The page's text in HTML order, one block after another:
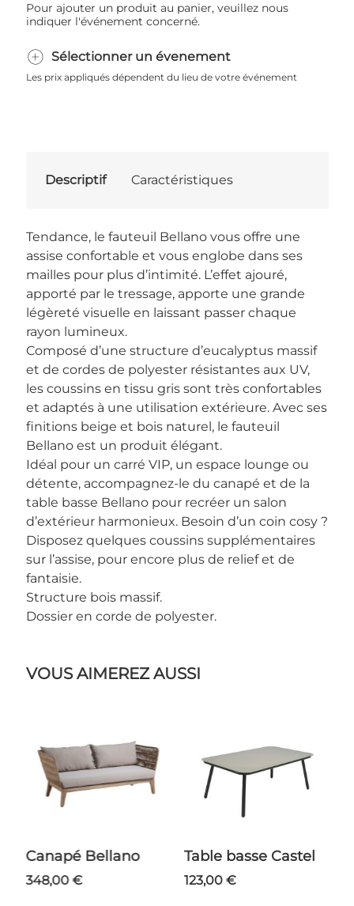
Pour ajouter un produit au panier, veuillez nous
indiquer l'événement concerné.
Sélectionner un évenement
Les prix appliqués dépendent du lieu de votre événement
Descriptif Caractéristiques
Tendance, le fauteuil Bellano vous offre une
assise confortable et vous englobe dans ses
mailles pour plus d’intimité. L’effet ajouré,
apporté par le tressage, apporte une grande
légèreté visuelle en laissant passer chaque
rayon lumineux.
Composé d’une structure d’eucalyptus massif
et de cordes de polyester résistantes aux UV,
les coussins en tissu gris sont très confortables
et adaptés à une utilisation extérieure. Avec ses
finitions beige et bois naturel, le fauteuil
Bellano est un produit élégant.
Idéal pour un carré VIP, un espace lounge ou
détente, accompagnez-le du canapé et de la
table basse Bellano pour recréer un salon
d’extérieur harmonieux. Besoin d’un coin cosy ?
Disposez quelques coussins supplémentaires
sur l’assise, pour encore plus de relief et de
fantaisie.
Structure bois massif.
Dossier en corde de polyester.
VOUS AIMEREZ AUSSI
Canapé Bellano
348,00 €
Table basse Castel
123,00 €